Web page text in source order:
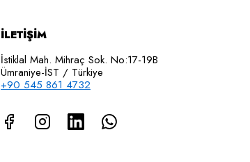
İLETİŞİM
İstiklal Mah. Mihraç Sok. No:17-19B
Ümraniye-İST / Türkiye
+90 545 861 4732